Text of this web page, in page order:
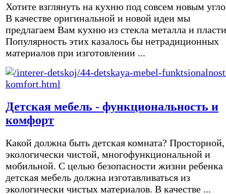
Хотите взглянуть на кухню под совсем новым
В качестве оригинальной и новой идеи мы
предлагаем Вам кухню из стекла металла и
Популярность этих казалось бы нетрадиционных
материалов при изготовлении ...
Детская мебель - функциональность и
комфорт
Какой должна быть детская комната? Просторной,
экологически чистой, многофункциональной и
мобильной. С целью безопасности жизни ребенка
детская мебель должна изготавливаться из
экологически чистых материалов. В качестве ...